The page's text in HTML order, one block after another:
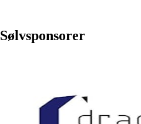
Sølvsponsorer